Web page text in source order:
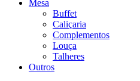
Mesa
Buffet
Caliçaria
Complementos
Louça
Talheres
Outros